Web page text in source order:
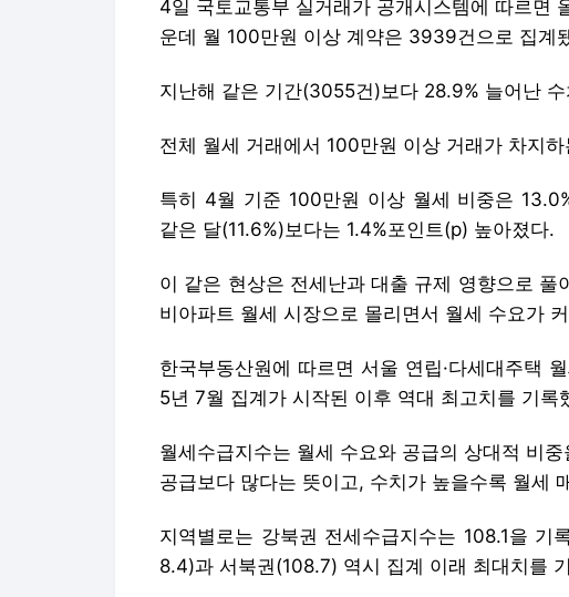
4일 국토교통부 실거래가 공개시스템에 따르면
운데 월 100만원 이상 계약은 3939건으로 집계
지난해 같은 기간(3055건)보다 28.9% 늘어난 수
전체 월세 거래에서 100만원 이상 거래가 차지
특히 4월 기준 100만원 이상 월세 비중은
같은 달(11.6%)보다는 1.4%포인트(p) 높아졌다.
이 같은 현상은 전세난과 대출 규제 영향으로 풀
비아파트 월세 시장으로 몰리면서 월세 수요가
한국부동산원에 따르면 서울 연립·다세대주택
5년 7월 집계가 시작된 이후 역대 최고치를 기록
월세수급지수는 월세 수요와 공급의 상대적 비
공급보다 많다는 뜻이고, 수치가 높을수록 월세
지역별로는 강북권 전세수급지수는 108.1을 기
8.4)과 서북권(108.7) 역시 집계 이래 최대치를